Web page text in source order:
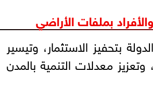
بملفات الأراضي
بتحفيز الاستثمار، وتيسير
وتعزيز معدلات التنمية بالمدن